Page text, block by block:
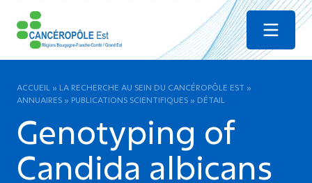
Menu
ACCUEIL » LA RECHERCHE AU SEIN DU CANCÉROPÔLE EST »
ANNUAIRES » PUBLICATIONS SCIENTIFIQUES » DÉTAIL
Genotyping of
Candida albicans